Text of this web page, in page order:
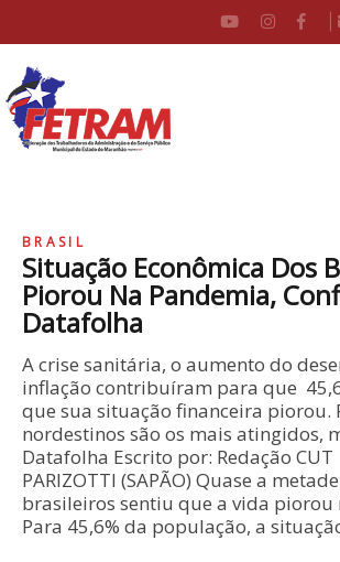
BRASIL
Situação Econômica Dos
Piorou Na Pandemia,
Datafolha
A crise sanitária, o aumento do
inflação contribuíram para que
que sua situação financeira piorou.
nordestinos são os mais atingidos,
Datafolha Escrito por: Redação CUT
PARIZOTTI (SAPÃO) Quase a
brasileiros sentiu que a vida piorou
Para 45,6% da população, a